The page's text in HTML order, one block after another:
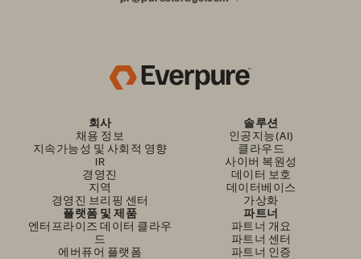
회사
채용 정보
지속가능성 및 사회적 영향
IR
경영진
지역
경영진 브리핑 센터
솔루션
인공지능(AI)
클라우드
사이버 복원성
데이터 보호
데이터베이스
가상화
플랫폼 및 제품
엔터프라이즈 데이터 클라우
드
에버퓨어 플랫폼
파트너
파트너 개요
파트너 센터
파트너 인증